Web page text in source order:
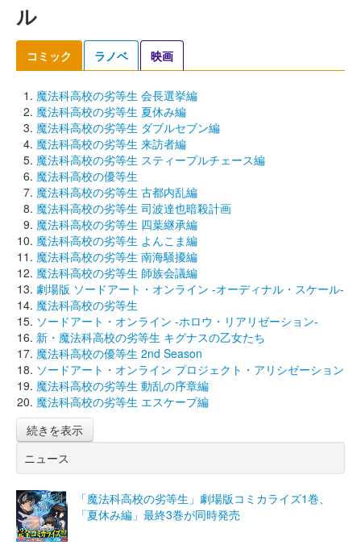
ル
コミック ラノベ 映画
魔法科高校の劣等生 会長選挙編
魔法科高校の劣等生 夏休み編
魔法科高校の劣等生 ダブルセブン編
魔法科高校の劣等生 来訪者編
魔法科高校の劣等生 スティープルチェース編
魔法科高校の優等生
魔法科高校の劣等生 古都内乱編
魔法科高校の劣等生 司波達也暗殺計画
魔法科高校の劣等生 四葉継承編
魔法科高校の劣等生 よんこま編
魔法科高校の劣等生 南海騒擾編
魔法科高校の劣等生 師族会議編
劇場版 ソードアート・オンライン -オーディナル・スケール-
魔法科高校の劣等生
ソードアート・オンライン -ホロウ・リアリゼーション-
新・魔法科高校の劣等生 キグナスの乙女たち
魔法科高校の優等生 2nd Season
ソードアート・オンライン プロジェクト・アリシゼーション
魔法科高校の劣等生 動乱の序章編
魔法科高校の劣等生 エスケープ編
続きを表示
ニュース
「魔法科高校の劣等生」劇場版コミカライズ1巻、
「夏休み編」最終3巻が同時発売